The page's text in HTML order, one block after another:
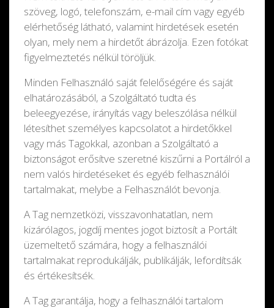
szöveg, logó, telefonszám, e-mail cím vagy egyéb
elérhetőség látható, valamint hirdetések esetén
olyan, mely nem a hirdetőt ábrázolja. Ezen fotókat
figyelmeztetés nélkül töröljük.
Minden Felhasználó saját felelőségére és saját
elhatározásából, a Szolgáltató tudta és
beleegyezése, irányítás vagy beleszólása nélkül
létesíthet személyes kapcsolatot a hirdetőkkel
vagy más Tagokkal, azonban a Szolgáltató a
biztonságot erősítve szeretné kiszűrni a Portálról a
nem valós hirdetéseket és egyéb felhasználói
tartalmakat, melybe a Felhasználót bevonja.
A Tag nemzetközi, visszavonhatatlan, nem
kizárólagos, jogdíj mentes jogot biztosít a Portált
üzemeltető számára, hogy a felhasználói
tartalmakat reprodukálják, publikálják, lefordítsák
és értékesítsék.
A Tag garantálja, hogy a felhasználói tartalom